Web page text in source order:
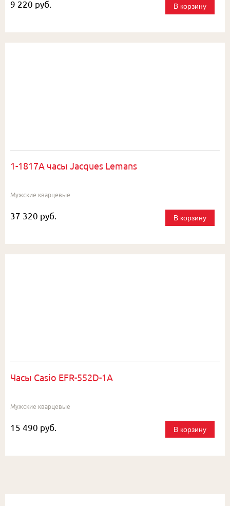
9 220 руб. В корзину
1-1817A часы Jacques Lemans
Мужские кварцевые
37 320 руб. В корзину
Часы Casio EFR-552D-1A
Мужские кварцевые
15 490 руб. В корзину